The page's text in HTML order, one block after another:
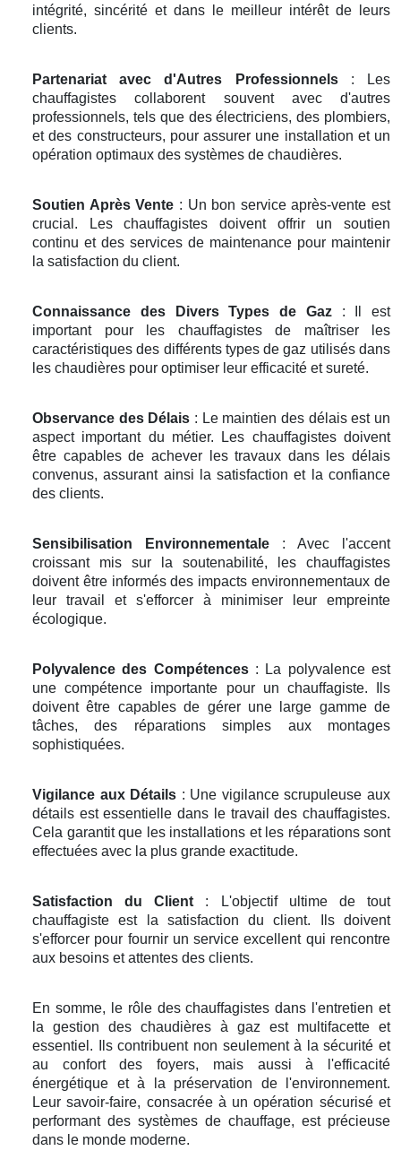
intégrité, sincérité et dans le meilleur intérêt de leurs
clients.
Partenariat avec d'Autres Professionnels: Les
chauffagistes collaborent souvent avec d'autres
professionnels, tels que des électriciens, des plombiers,
et des constructeurs, pour assurer une installation et un
opération optimaux des systèmes de chaudières.
Soutien Après Vente : Un bon service après-vente est
crucial. Les chauffagistes doivent offrir un soutien
continu et des services de maintenance pour maintenir
la satisfaction du client.
Connaissance des Divers Types de Gaz: Il est
important pour les chauffagistes de maîtriser les
caractéristiques des différents types de gaz utilisés dans
les chaudières pour optimiser leur efficacité et sureté.
Observance des Délais : Le maintien des délais est un
aspect important du métier. Les chauffagistes doivent
être capables de achever les travaux dans les délais
convenus, assurant ainsi la satisfaction et la confiance
des clients.
Sensibilisation Environnementale : Avec l'accent
croissant mis sur la soutenabilité, les chauffagistes
doivent être informés des impacts environnementaux de
leur travail et s'efforcer à minimiser leur empreinte
écologique.
Polyvalence des Compétences: La polyvalence est
une compétence importante pour un chauffagiste. Ils
doivent être capables de gérer une large gamme de
tâches, des réparations simples aux montages
sophistiquées.
Vigilance aux Détails : Une vigilance scrupuleuse aux
détails est essentielle dans le travail des chauffagistes.
Cela garantit que les installations et les réparations sont
effectuées avec la plus grande exactitude.
Satisfaction du Client: L'objectif ultime de tout
chauffagiste est la satisfaction du client. Ils doivent
s'efforcer pour fournir un service excellent qui rencontre
aux besoins et attentes des clients.
En somme, le rôle des chauffagistes dans l'entretien et
la gestion des chaudières à gaz est multifacette et
essentiel. Ils contribuent non seulement à la sécurité et
au confort des foyers, mais aussi à l'efficacité
énergétique et à la préservation de l'environnement.
Leur savoir-faire, consacrée à un opération sécurisé et
performant des systèmes de chauffage, est précieuse
dans le monde moderne.